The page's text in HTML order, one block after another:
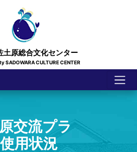
土原総合文化センター
SADOWARA CULTURE CENTER
交流プラ
用状況